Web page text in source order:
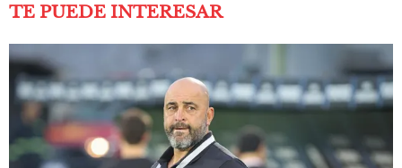
TE PUEDE INTERESAR